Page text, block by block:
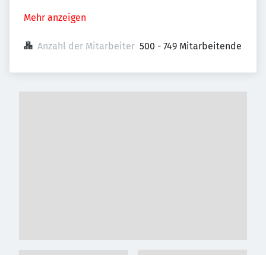
Mehr anzeigen
Anzahl der Mitarbeiter 500 - 749 Mitarbeitende